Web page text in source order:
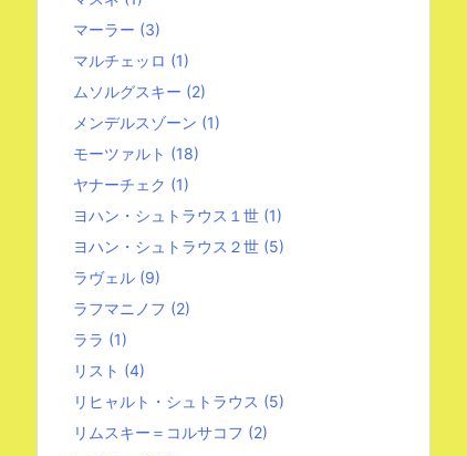
マーラー (3)
マルチェッロ (1)
ムソルグスキー (2)
メンデルスゾーン (1)
モーツァルト (18)
ヤナーチェク (1)
ヨハン・シュトラウス１世 (1)
ヨハン・シュトラウス２世 (5)
ラヴェル (9)
ラフマニノフ (2)
ララ (1)
リスト (4)
リヒャルト・シュトラウス (5)
リムスキー＝コルサコフ (2)